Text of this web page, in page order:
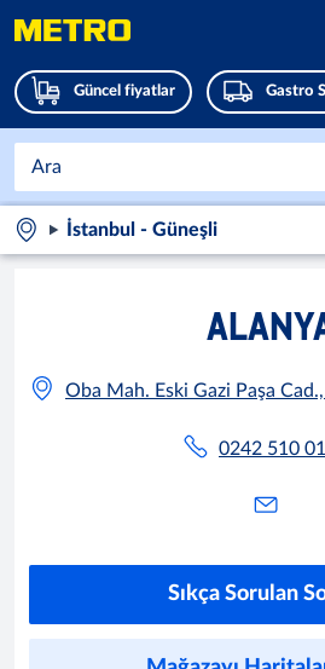
Güncel fiyatlar Gastro
İstanbul - Güneşli
Oba Mah. Eski Gazi Paşa
0242 510
Sıkça Sorulan